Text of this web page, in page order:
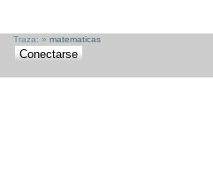
Traza: » matematicas